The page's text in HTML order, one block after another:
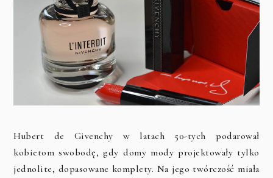
Hubert de Givenchy w latach 50-tych podarował
kobietom swobodę, gdy domy mody projektowały tylko
jednolite, dopasowane komplety. Na jego twórczość miała